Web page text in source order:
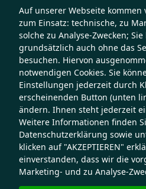
Auf unserer Webseite kommen
zum Einsatz: technische, zu
solche zu Analyse-Zwecken;
grundsätzlich auch ohne das
besuchen. Hiervon
notwendigen Cookies. Sie
Einstellungen jederzeit durch
erscheinenden Button (unten
ändern. Ihnen steht jederzeit
Weitere Informationen finden
Datenschutzerklärung sowie
klicken auf "AKZEPTIEREN"
einverstanden, dass wir die
Marketing- und zu Analyse-